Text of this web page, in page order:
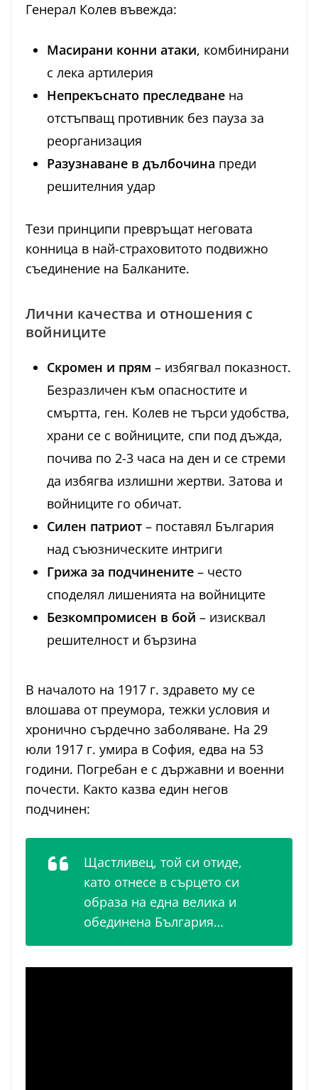
Генерал Колев въвежда:
Масирани конни атаки, комбинирани
с лека артилерия
Непрекъснато преследване на
отстъпващ противник без пауза за
реорганизация
Разузнаване в дълбочина преди
решителния удар
Тези принципи превръщат неговата
конница в най-страховитото подвижно
съединение на Балканите.
Лични качества и отношения с
войниците
Скромен и прям – избягвал показност.
Безразличен към опасностите и
смъртта, ген. Колев не търси удобства,
храни се с войниците, спи под дъжда,
почива по 2-3 часа на ден и се стреми
да избягва излишни жертви. Затова и
войниците го обичат.
Силен патриот – поставял България
над съюзническите интриги
Грижа за подчинените – често
споделял лишенията на войниците
Безкомпромисен в бой – изисквал
решителност и бързина
В началото на 1917 г. здравето му се
влошава от преумора, тежки условия и
хронично сърдечно заболяване. На 29
юли 1917 г. умира в София, едва на 53
години. Погребан е с държавни и военни
почести. Както казва един негов
подчинен:
Щастливец, той си отиде,
като отнесе в сърцето си
образа на една велика и
обединена България…